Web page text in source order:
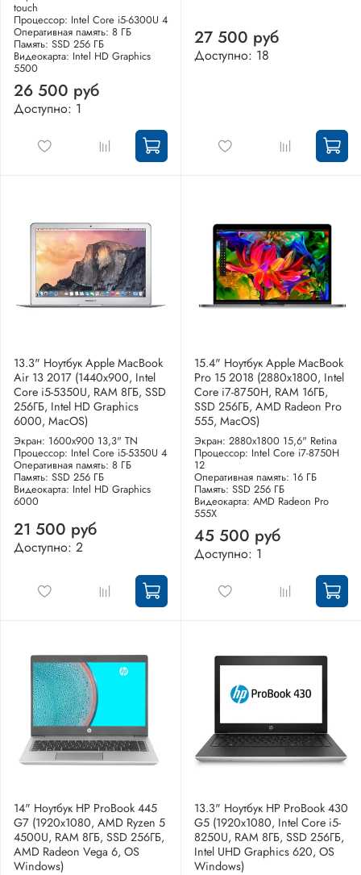
touch
Процессор: Intel Core i5-6300U 4
Оперативная память: 8 ГБ
Память: SSD 256 ГБ
Видеокарта: Intel HD Graphics
5500
26 500 руб
Доступно: 1
27 500 руб
Доступно: 18
13.3" Ноутбук Apple MacBook
Air 13 2017 (1440x900, Intel
Core i5-5350U, RAM 8ГБ, SSD
256ГБ, Intel HD Graphics
6000, MacOS)
Экран: 1600x900 13,3" TN
Процессор: Intel Core i5-5350U 4
Оперативная память: 8 ГБ
Память: SSD 256 ГБ
Видеокарта: Intel HD Graphics
6000
21 500 руб
Доступно: 2
15.4" Ноутбук Apple MacBook
Pro 15 2018 (2880x1800, Intel
Core i7-8750H, RAM 16ГБ,
SSD 256ГБ, AMD Radeon Pro
555, MacOS)
Экран: 2880x1800 15,6" Retina
Процессор: Intel Core i7-8750H
12
Оперативная память: 16 ГБ
Память: SSD 256 ГБ
Видеокарта: AMD Radeon Pro
555X
45 500 руб
Доступно: 1
14" Ноутбук HP ProBook 445
G7 (1920x1080, AMD Ryzen 5
4500U, RAM 8ГБ, SSD 256ГБ,
AMD Radeon Vega 6, OS
Windows)
13.3" Ноутбук HP ProBook 430
G5 (1920x1080, Intel Core i5-
8250U, RAM 8ГБ, SSD 256ГБ,
Intel UHD Graphics 620, OS
Windows)